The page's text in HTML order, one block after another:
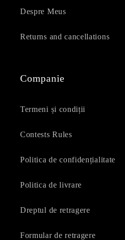
Despre Meus
Returns and cancellations
Companie
Termeni și condiții
Contests Rules
Politica de confidențialitate
Politica de livrare
Dreptul de retragere
Formular de retragere